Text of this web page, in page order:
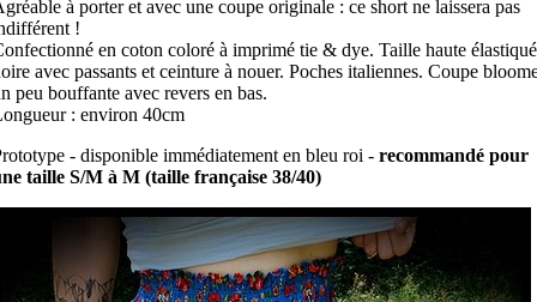
à porter et avec une coupe originale : ce short ne laissera pas
!
en coton coloré à imprimé tie & dye. Taille haute
avec passants et ceinture à nouer. Poches italiennes. Coupe
peu bouffante avec revers en bas.
: environ 40cm
- disponible immédiatement en bleu roi - recommandé pour
taille S/M à M (taille française 38/40)